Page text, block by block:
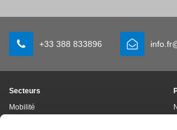
+33 388 833896
Secteurs
Mobilité